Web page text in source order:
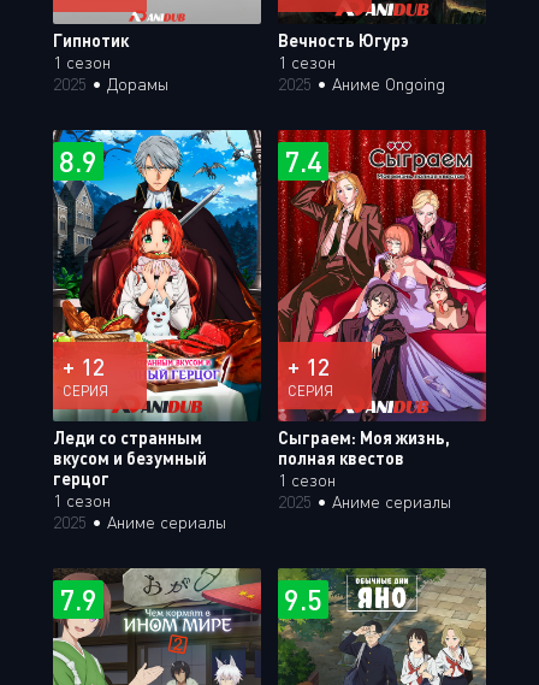
Гипнотик
1 сезон
2025 • Дорамы
Вечность Югурэ
1 сезон
2025 • Аниме Ongoing
8.9
+ 12
СЕРИЯ
Леди со странным
вкусом и безумный
герцог
1 сезон
2025 • Аниме сериалы
7.4
+ 12
СЕРИЯ
Сыграем: Моя жизнь,
полная квестов
1 сезон
2025 • Аниме сериалы
7.9 9.5